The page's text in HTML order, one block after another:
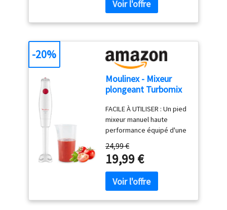
d’accessoires Contrôle
aisé d’une seule main : 2
vitesses et bouton turbo
puissance pour un résultat
exceptionnel, tout en
utilisant une seule main
Mixage pratique et efficace
en inox à 4 lames assure un
mélange lisse et
homogène, avec moins
d’éclaboussures et un
mixage plus rapide
Accessoire polyvalent
inclus : Le mixeur est livré
avec un gobelet pratique
Moulinex - Mixeur
plongeant Turbomix
-Blanc
FACILE À UTILISER : Un pied
mixeur manuel haute
performance équipé d'une
d'une seule vitesse pour
des résultats parfaits sans
effort, tout cela en
appuyant sur un bouton
PIED ANTI-
ECLABOUSSURES : Le pied
24,99 €
19,99 €
-20%